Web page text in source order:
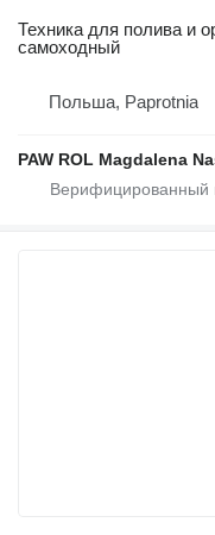
Техника для полива и
самоходный
Польша, Paprotnia
PAW ROL Magdalena